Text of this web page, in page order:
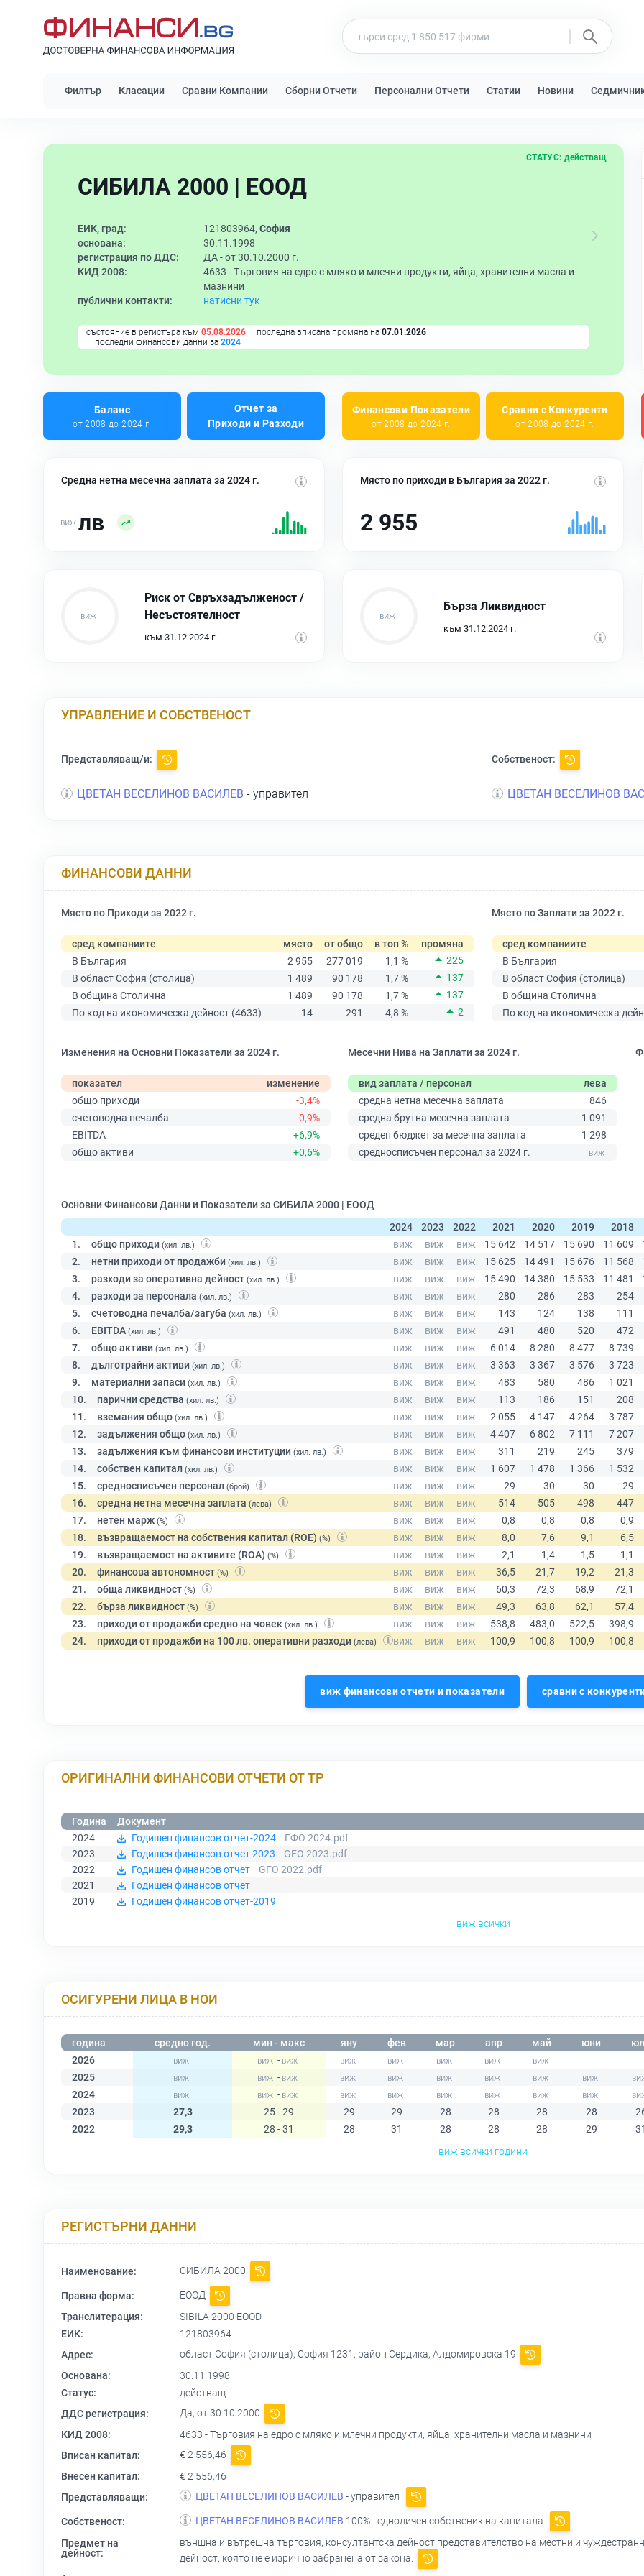
Филтър Класации Сравни Компании Сборни Отчети Персонални Отчети Статии Новини
СИБИЛА 2000 | ЕООД
СТАТУС: действащ
ЕИК, град: 121803964, София
основана:
30.11.1998
регистрация по ДДС:
ДА - от 30.10.2000 г.
КИД 2008:
4633 -Търговия на едро с мляко и млечни продукти, яйца, хранителни масла и
мазнини
публични контакти:
натисни тук
състояние в регистъра към 05.08.2026 последна вписана промяна на 07.01.2026
последни финансови данни за 2024
Баланс
от 2008 до 2024 г.
Отчет за
Приходи и Разходи
Финансови Показатели
от 2008 до 2024 г.
Сравни с Конкуренти
от 2008 до 2024 г.
Средна нетна месечна заплата за 2024 г.
лв
Място по приходи в България за 2022 г.
2 955
Риск от Свръхзадълженост /
Несъстоятелност
към 31.12.2024 г.
Бърза Ликвидност
към 31.12.2024 г.
УПРАВЛЕНИЕ И СОБСТВЕНОСТ
Представляващ/и:
ЦВЕТАН ВЕСЕЛИНОВ ВАСИЛЕВ - управител
Собственост:
ЦВЕТАН ВЕСЕЛИНОВ
ФИНАНСОВИ ДАННИ
Място по Приходи за 2022 г.
сред компаниите място от общо в топ %
промяна
В България
2 955 277 019 1,1 %
225
В област София (столица)
1 489 90 178 1,7 %
137
В община Столична
1 489 90 178 1,7 %
137
По код на икономическа дейност (4633)
14 291 4,8 % 2
Място по Заплати за 2022 г.
сред компаниите
В България
В област София (столица)
В община Столична
По код на икономическа
Изменения на Основни Показатели за 2024 г.
показател
изменение
общо приходи
-3,4%
счетоводна печалба
-0,9%
EBITDA
+6,9%
общо активи
+0,6%
Месечни Нива на Заплати за 2024 г.
вид заплата / персонал
лева
средна нетна месечна заплата
846
средна брутна месечна заплата
1 091
среден бюджет за месечна заплата
1 298
средносписъчен персонал за 2024 г.
Основни Финансови Данни и Показатели за СИБИЛА 2000 | ЕООД
2024
2023 2022 2021 2020 2019
2018
1.
общо приходи (хил. лв.)
2. нетни приходи от продажби (хил. лв.)
3. разходи за оперативна дейност (хил. лв.)
4. разходи за персонала (хил. лв.)
5. счетоводна печалба/загуба (хил. лв.)
6. EBITDA (хил. лв.)
7. общо активи (хил. лв.)
8. дълготрайни активи (хил. лв.)
9. материални запаси (хил. лв.)
10. парични средства (хил. лв.)
11. вземания общо (хил. лв.)
12. задължения общо (хил. лв.)
13. задължения към финансови институции (хил. лв.)
14. собствен капитал (хил. лв.)
15. средносписъчен персонал (брой)
16. средна нетна месечна заплата (лева)
17. нетен марж (%)
18. възвращаемост на собствения капитал (ROE) (%)
19. възвращаемост на активите (ROA) (%)
20. финансова автономност (%)
21. обща ликвидност (%)
22. бърза ликвидност (%)
23. приходи от продажби средно на човек (хил. лв.)
24. приходи от продажби на 100 лв. оперативни разходи (лева)
виж финансови отчети и показатели сравни с
ОРИГИНАЛНИ ФИНАНСОВИ ОТЧЕТИ ОТ ТР
Година
Документ
2024
Годишен финансов отчет-2024
ГФО 2024.pdf
2023
Годишен финансов отчет 2023
GFO 2023.pdf
2022
Годишен финансов отчет
GFO 2022.pdf
2021
Годишен финансов отчет
2019
Годишен финансов отчет-2019
виж всички
ОСИГУРЕНИ ЛИЦА В НОИ
година средно год. мин - макс яну фев мар апр май юни
2026
-
2025
-
2024
-
2023
27,3 25 - 29 29 29 28 28 28 28
2022
29,3 28 - 31 28 31 28 28 28 29
виж всички години
РЕГИСТЪРНИ ДАННИ
Наименование: СИБИЛА 2000
Правна форма:
ЕООД
Транслитерация:
SIBILA 2000 EOOD
ЕИК:
121803964
Адрес:
област София (столица), София 1231, район Сердика, Алдомировска 19
Основана:
30.11.1998
Статус:
действащ
ДДС регистрация:
Да, от 30.10.2000
КИД 2008:
4633 - Търговия на едро с мляко и млечни продукти, яйца, хранителни масла и мазнини
Вписан капитал:
€ 2 556,46
Внесен капитал:
€ 2 556,46
Представляващи:
ЦВЕТАН ВЕСЕЛИНОВ ВАСИЛЕВ - управител
Собственост: ЦВЕТАН ВЕСЕЛИНОВ ВАСИЛЕВ 100% - едноличен собственик на капитала
Предмет на
дейност:
външна и вътрешна търговия, консултантска дейност,представителство на местни и
дейност, която не е изрично забранена от закона.